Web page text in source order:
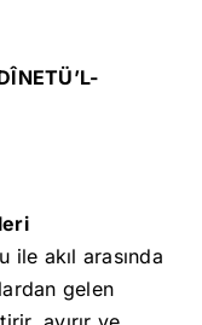
akıl arasında
gelen